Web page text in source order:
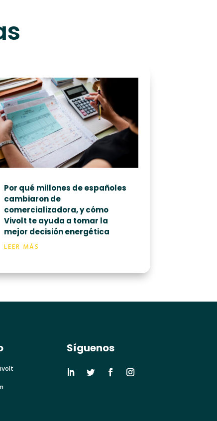
Por qué millones de españoles
cambiaron de
comercializadora, y cómo
Vivolt te ayuda a tomar la
mejor decisión energética
LEER MÁS
Síguenos